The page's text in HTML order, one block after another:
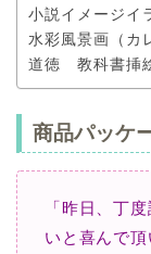
小説イメージイ
水彩風景画（カ
道徳 教科書挿
商品パッケ
「昨日、丁
いと喜んで頂